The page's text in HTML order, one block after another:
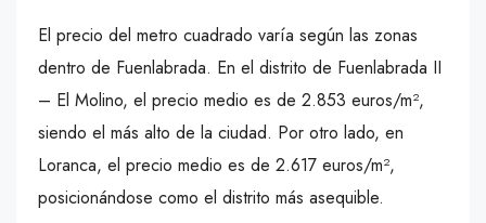
El precio del metro cuadrado varía según las zonas
dentro de Fuenlabrada. En el distrito de Fuenlabrada II
– El Molino, el precio medio es de 2.853 euros/m²,
siendo el más alto de la ciudad. Por otro lado, en
Loranca, el precio medio es de 2.617 euros/m²,
posicionándose como el distrito más asequible.